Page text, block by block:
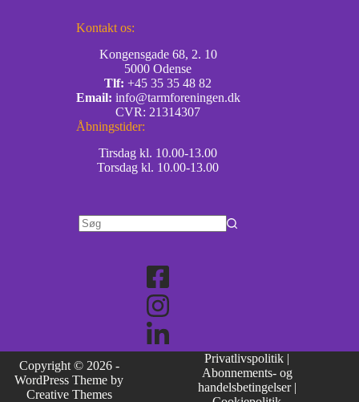
Kontakt os:
Kongensgade 68, 2. 10
5000 Odense
Tlf: +45 35 35 48 82
Email: info@tarmforeningen.dk
CVR: 21314307
Åbningstider:
Tirsdag kl. 10.00-13.00
Torsdag kl. 10.00-13.00
Copyright © 2026 -
WordPress Theme by
Creative Themes
Privatlivspolitik |
Abonnements- og
handelsbetingelser |